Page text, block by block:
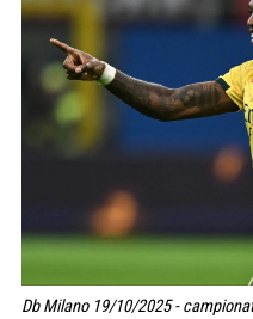
Db Milano 19/10/2025 -